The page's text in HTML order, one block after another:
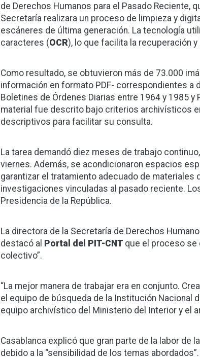
de Derechos Humanos para el Pasado Reciente,
Secretaría realizara un proceso de limpieza y
escáneres de última generación. La tecnología
caracteres (OCR), lo que facilita la recuperación
Como resultado, se obtuvieron más de 73.000
información en formato PDF- correspondientes a
Boletines de Órdenes Diarias entre 1964 y 1985
material fue descrito bajo criterios archivísticos
descriptivos para facilitar su consulta.
La tarea demandó diez meses de trabajo
viernes. Además, se acondicionaron espacios
garantizar el tratamiento adecuado de materiales
investigaciones vinculadas al pasado reciente.
Presidencia de la República.
La directora de la Secretaría de Derechos
destacó al Portal del PIT-CNT que el proceso se
colectivo”.
“La mejor manera de trabajar era en conjunto.
el equipo de búsqueda de la Institución Nacional
equipo archivístico del Ministerio del Interior y el
Casablanca explicó que gran parte de la labor de
debido a la “sensibilidad de los temas